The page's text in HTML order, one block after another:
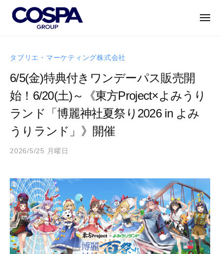
O
P
A
G
R
O
U
｜
コ
ス
パ
グ
ル
誇
れ
る
キ
ャ
ラ
ク
・
エ
ン
タ
テ
イ
メ
タブリエ・マーケティング株式会社
6/5(金)特典付きワンデーパス販売開
始！6/20(土)～《東方Project×よみうり
ランド「博麗神社夏祭り2026 in よみ
うりランド」》開催
2026/5/25 月曜日
m
i
n
O
S
G
O
U
｜
コ
パ
ル
ー
プ